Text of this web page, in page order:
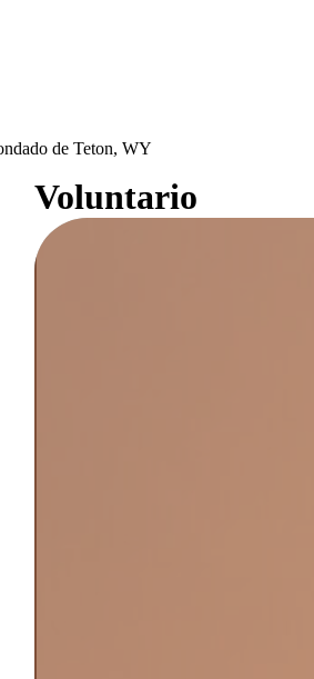
de Teton, WY
Voluntario